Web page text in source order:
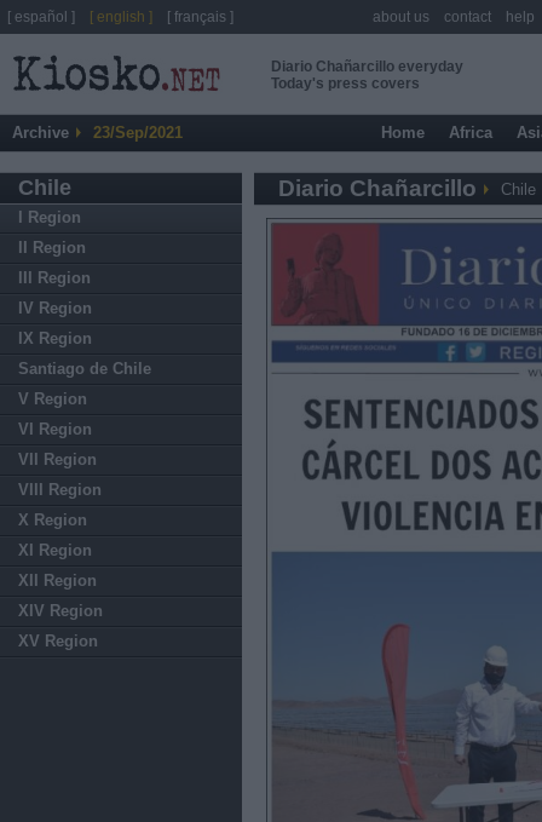
Diario Chañarcillo everyday
Today's press covers
Archive 23/Sep/2021 Home Africa
Chile
I Region
II Region
III Region
IV Region
IX Region
Santiago de Chile
V Region
VI Region
VII Region
VIII Region
X Region
XI Region
XII Region
XIV Region
XV Region
Diario Chañarcillo Chile
[ español ] [ english ] [ français ] about us contact help